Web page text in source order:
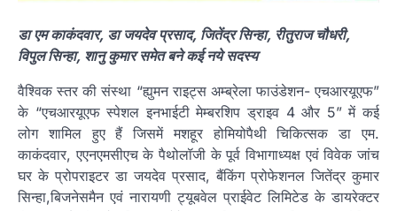
डा एम काकंदवार, डा जयदेव प्रसाद, जितेंद्र सिन्हा, रीतुराज चौधरी,
विपुल सिन्हा, शानु कुमार समेत बने कई नये सदस्य
वैश्विक स्तर की संस्था “ह्युमन राइट्स अम्ब्रेला फाउंडेशन- एचआरयूएफ”
के “एचआरयूएफ स्पेशल इनभाईटी मेम्बरशिप ड्राइव 4 और 5” में कई
लोग शामिल हुए हैं जिसमें मशहूर होमियोपैथी चिकित्सक डा एम.
काकंदवार, एएनएमसीएच के पैथोलॉजी के पूर्व विभागाध्यक्ष एवं विवेक जांच
घर के प्रोपराइटर डा जयदेव प्रसाद, बैंकिंग प्रोफेशनल जितेंद्र कुमार
सिन्हा,बिजनेसमैन एवं नारायणी ट्यूबवेल प्राईवेट लिमिटेड के डायरेक्टर